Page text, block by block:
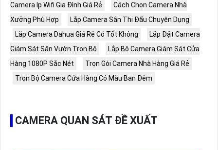
Camera Ip Wifi Gia Đình Giá Rẻ
Cách Chọn Camera Nhà
Xưởng Phù Hợp
Lắp Camera Sân Thi Đấu Chuyên Dụng
Lắp Camera Dahua Giá Rẻ Có Tốt Không
Lắp Đặt Camera
Giám Sát Sân Vườn Trọn Bộ
Lắp Bộ Camera Giám Sát Cửa
Hàng 1080P Sắc Nét
Trọn Gói Camera Nhà Hàng Giá Rẻ
Trọn Bộ Camera Cửa Hàng Có Màu Ban Đêm
CAMERA QUAN SÁT ĐỀ XUẤT